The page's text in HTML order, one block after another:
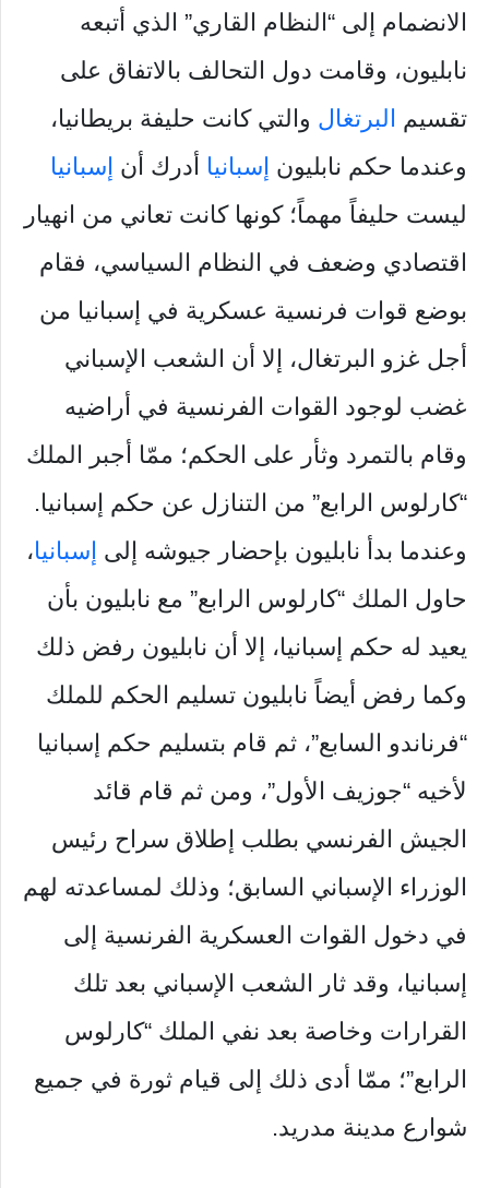
الانضمام إلى “النظام القاري” الذي أتبعه
نابليون، وقامت دول التحالف بالاتفاق على
تقسيم البرتغال والتي كانت حليفة بريطانيا،
وعندما حكم نابليون إسبانيا أدرك أن إسبانيا
ليست حليفاً مهماً؛ كونها كانت تعاني من انهيار
اقتصادي وضعف في النظام السياسي، فقام
بوضع قوات فرنسية عسكرية في إسبانيا من
أجل غزو البرتغال، إلا أن الشعب الإسباني
غضب لوجود القوات الفرنسية في أراضيه
وقام بالتمرد وثأر على الحكم؛ ممّا أجبر الملك
“كارلوس الرابع” من التنازل عن حكم إسبانيا.
وعندما بدأ نابليون بإحضار جيوشه إلى إسبانيا،
حاول الملك “كارلوس الرابع” مع نابليون بأن
يعيد له حكم إسبانيا، إلا أن نابليون رفض ذلك
وكما رفض أيضاً نابليون تسليم الحكم للملك
“فرناندو السابع”، ثم قام بتسليم حكم إسبانيا
لأخيه “جوزيف الأول”، ومن ثم قام قائد
الجيش الفرنسي بطلب إطلاق سراح رئيس
الوزراء الإسباني السابق؛ وذلك لمساعدته لهم
في دخول القوات العسكرية الفرنسية إلى
إسبانيا، وقد ثار الشعب الإسباني بعد تلك
القرارات وخاصة بعد نفي الملك “كارلوس
الرابع”؛ ممّا أدى ذلك إلى قيام ثورة في جميع
شوارع مدينة مدريد.